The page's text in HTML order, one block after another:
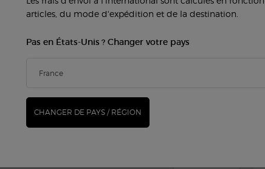
Parfums pour Femme
Parfums pour Homme
S'INSCRIRE À NOTRE
articles, du mode d'expédition et de la destination.
Pas en États-Unis ? Changer votre pays
CHANGER DE PAYS / RÉGION